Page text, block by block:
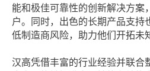
能和极佳可靠性的创新解决方案
户。同时，出色的长期产品支持
低制造商风险，助力他们开拓未
汉高凭借丰富的行业经验并联合